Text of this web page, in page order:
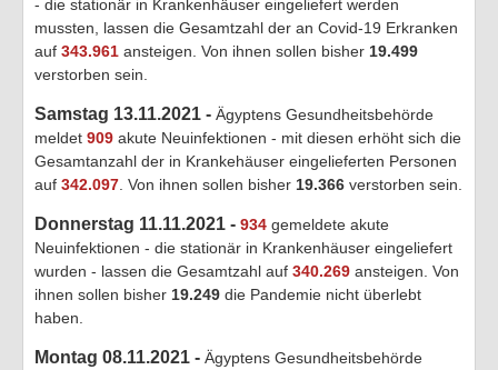
- die stationär in Krankenhäuser eingeliefert werden
mussten, lassen die Gesamtzahl der an Covid-19 Erkranken
auf 343.961 ansteigen. Von ihnen sollen bisher 19.499
verstorben sein.
Samstag 13.11.2021 - Ägyptens Gesundheitsbehörde
meldet 909 akute Neuinfektionen - mit diesen erhöht sich die
Gesamtanzahl der in Krankehäuser eingelieferten Personen
auf 342.097 . Von ihnen sollen bisher 19.366 verstorben sein.
Donnerstag 11.11.2021 - 934 gemeldete akute
Neuinfektionen - die stationär in Krankenhäuser eingeliefert
wurden - lassen die Gesamtzahl auf 340.269 ansteigen. Von
ihnen sollen bisher 19.249 die Pandemie nicht überlebt
haben.
Montag 08.11.2021 - Ägyptens Gesundheitsbehörde